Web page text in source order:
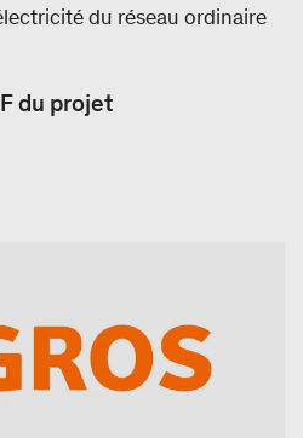
du réseau ordinaire
du projet